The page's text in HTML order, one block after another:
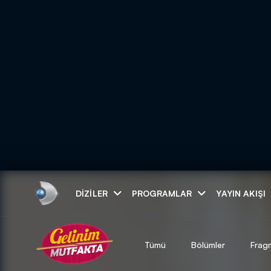
DIZILER PROGRAMLAR YAYIN AKIŞI
Tümü Bölümler